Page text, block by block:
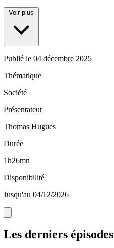
Voir plus
Publié le 04 décembre 2025
Thématique
Société
Présentateur
Thomas Hugues
Durée
1h26mn
Disponibilité
Jusqu'au 04/12/2026
Les derniers épisodes